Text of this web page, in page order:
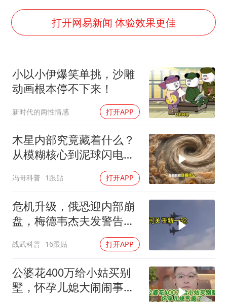
宇树科技中一签需缴款7.54万元
两名乘客在飞机上因调节座椅起冲突
今日立秋你咬秋了吗
“今天得有40℃了吧 为啥还不预警”
夯实基础开新局
打开网易新闻 体验效果更佳
小以小伊爆笑单挑，沙雕
动画根本停不下来！
新时代的两性情感 打开APP
木星内部究竟藏着什么？
从模糊核心到泥球闪电，
冯哥科普 1跟贴 打开APP
危机升级，俄恐迎内部崩
盘，梅德韦杰夫发警告，
战武科普 16跟贴 打开APP
公婆花400万给小姑买别
墅，怀孕儿媳大闹闹事，